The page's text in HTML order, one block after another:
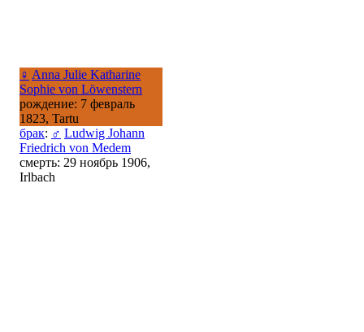
♀ Anna Julie Katharine
Sophie von Löwenstern
рождение: 7 февраль
1823, Tartu
брак: ♂ Ludwig Johann
Friedrich von Medem
смерть: 29 ноябрь 1906,
Irlbach